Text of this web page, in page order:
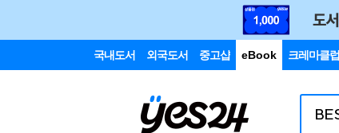
국내도서 외국도서 중고샵 eBook 크레마클럽